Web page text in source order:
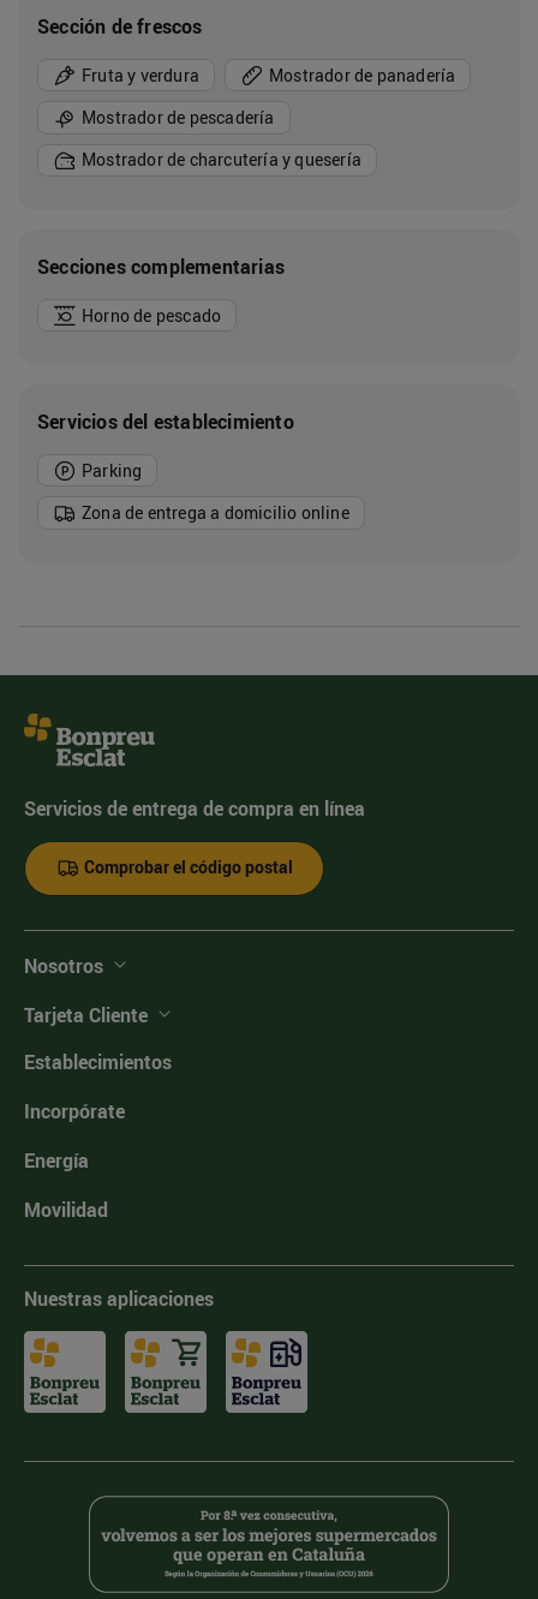
Sección de frescos
Fruta y verdura
Mostrador de panadería
Mostrador de pescadería
Mostrador de charcutería y quesería
Secciones complementarias
Horno de pescado
Servicios del establecimiento
Parking
Zona de entrega a domicilio online
Servicios de entrega de compra en línea
Comprobar el código postal
Nosotros
Tarjeta Cliente
Establecimientos
Incorpórate
Energía
Movilidad
Nuestras aplicaciones